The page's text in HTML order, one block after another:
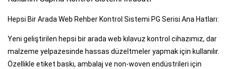
Hepsi Bir Arada Web Rehber Kontrol Sistemi PG Serisi Ana Hatları:
Yeni geliştirilen hepsi bir arada web kılavuz kontrol cihazımız, dar
malzeme yelpazesinde hassas düzeltmeler yapmak için kullanılır.
Özellikle etiket baskı, ambalaj ve non-woven endüstrileri için